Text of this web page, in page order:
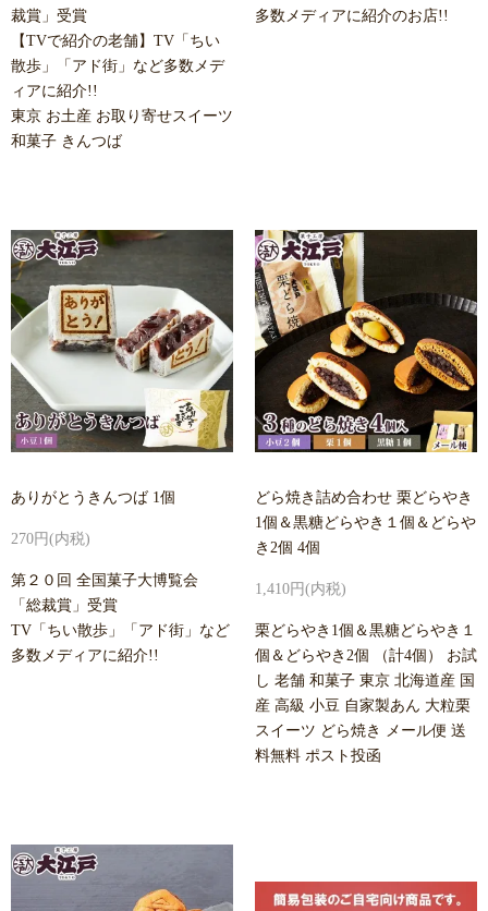
裁賞」受賞
【TVで紹介の老舗】TV「ちい
散歩」「アド街」など多数メデ
ィアに紹介!!
東京 お土産 お取り寄せスイーツ
和菓子 きんつば
多数メディアに紹介のお店!!
ありがとうきんつば 1個
270円(内税)
第２０回 全国菓子大博覧会
「総裁賞」受賞
TV「ちい散歩」「アド街」など
多数メディアに紹介!!
どら焼き詰め合わせ 栗どらやき
1個＆黒糖どらやき１個＆どらや
き2個 4個
1,410円(内税)
栗どらやき1個＆黒糖どらやき１
個＆どらやき2個 （計4個） お試
し 老舗 和菓子 東京 北海道産 国
産 高級 小豆 自家製あん 大粒栗
スイーツ どら焼き メール便 送
料無料 ポスト投函